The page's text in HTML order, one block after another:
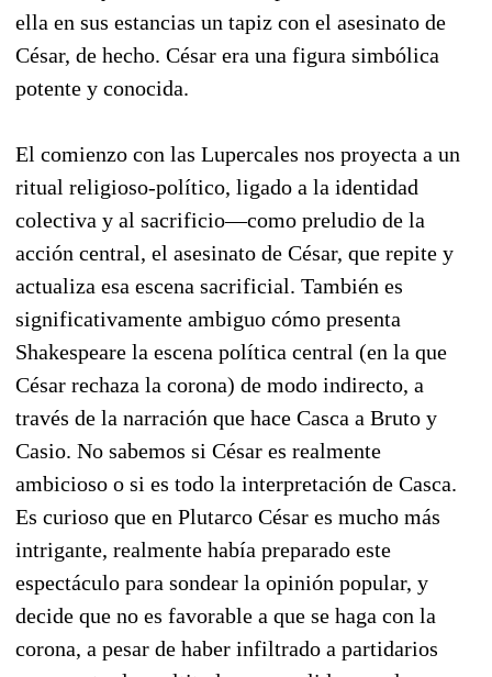
ella en sus estancias un tapiz con el asesinato de
César, de hecho. César era una figura simbólica
potente y conocida.
El comienzo con las Lupercales nos proyecta a un
ritual religioso-político, ligado a la identidad
colectiva y al sacrificio—como preludio de la
acción central, el asesinato de César, que repite y
actualiza esa escena sacrificial. También es
significativamente ambiguo cómo presenta
Shakespeare la escena política central (en la que
César rechaza la corona) de modo indirecto, a
través de la narración que hace Casca a Bruto y
Casio. No sabemos si César es realmente
ambicioso o si es todo la interpretación de Casca.
Es curioso que en Plutarco César es mucho más
intrigante, realmente había preparado este
espectáculo para sondear la opinión popular, y
decide que no es favorable a que se haga con la
corona, a pesar de haber infiltrado a partidarios